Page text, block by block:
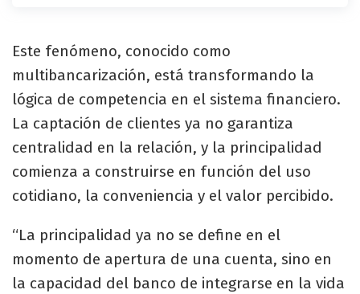
Este fenómeno, conocido como
multibancarización, está transformando la
lógica de competencia en el sistema financiero.
La captación de clientes ya no garantiza
centralidad en la relación, y la principalidad
comienza a construirse en función del uso
cotidiano, la conveniencia y el valor percibido.
“La principalidad ya no se define en el
momento de apertura de una cuenta, sino en
la capacidad del banco de integrarse en la vida